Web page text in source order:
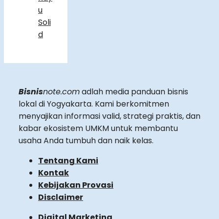
u
Soli
d
Bisnisnote.comadlah media panduan bisnis
lokal di Yogyakarta. Kami berkomitmen
menyajikan informasi valid, strategi praktis, dan
kabar ekosistem UMKM untuk membantu
usaha Anda tumbuh dan naik kelas.
Tentang Kami
Kontak
Kebijakan Provasi
Disclaimer